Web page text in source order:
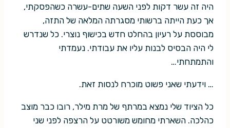
היה זה עשר דקות לפני השעה שתים-עשרה כשהפסקתי,
אך כעת הייתה ברשותי מסגרתה המלאה של התזה,
מבוססת על רעיון בהחלט חדש בכישוף נוצרי. כל שנדרש
לי היה הבסיס לבנות עליו את עבודתי. נעמדתי
והתמתחתי…
… וידעתי שאני פשוט מוכרח לנסות זאת.
כל הציוד שלי נמצא במרתף של מרת מילר, רובו כבר מוצב
כהלכה. השארתי מחומש משורטט על הרצפה לפני שני